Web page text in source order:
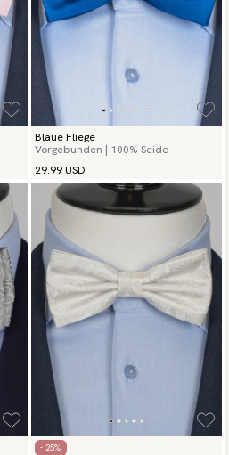
Blaue Fliege
Vorgebunden | 100% Seide
29.99 USD
- 25%